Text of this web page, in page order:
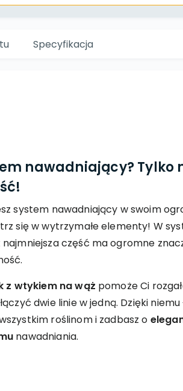
Specyfikacja
nawadniający? Tylko
system nawadniający w swoim
się w wytrzymałe elementy! W
część ma ogromne
z wtykiem na wąż pomoże Ci
dwie linie w jedną. Dzięki
roślinom i zadbasz o
nawadniania.